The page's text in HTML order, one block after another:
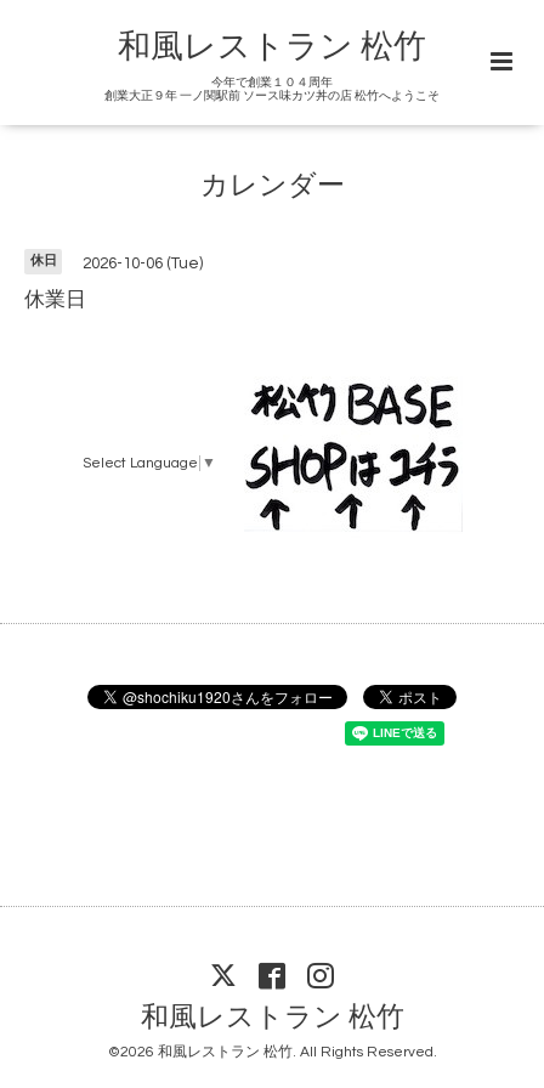
和風レストラン 松竹
今年で創業１０４周年
創業大正９年 一ノ関駅前 ソース味カツ丼の店 松竹へようこそ
カレンダー
休日 2026-10-06 (Tue)
休業日
Select Language ▼
和風レストラン 松竹
©2026 和風レストラン 松竹. All Rights Reserved.